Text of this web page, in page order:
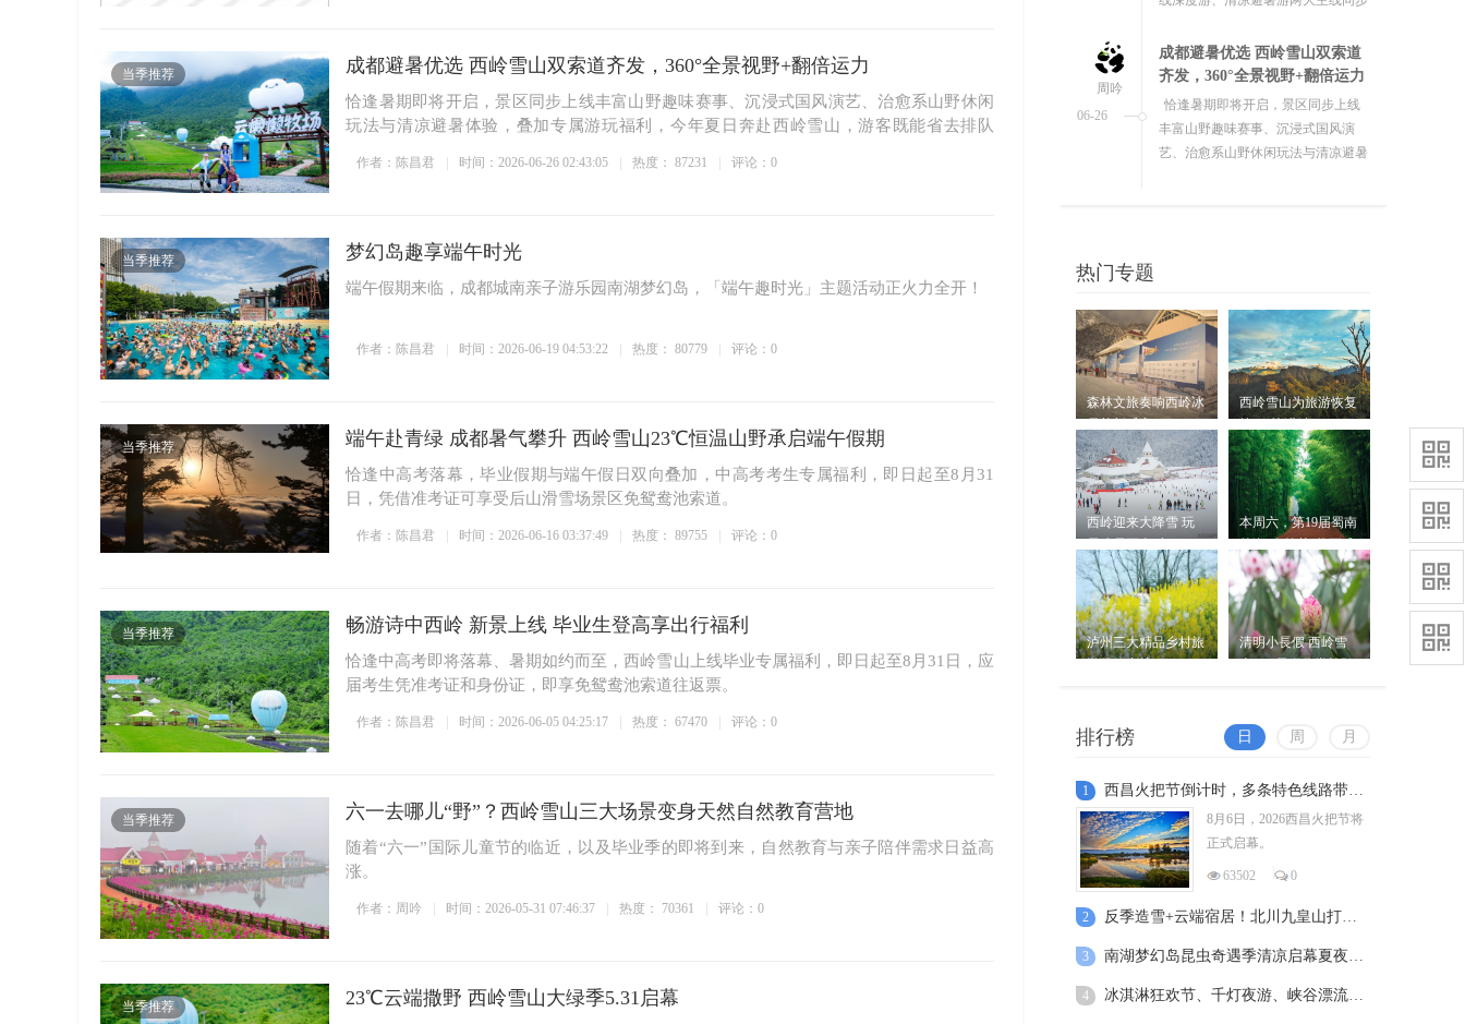
当季推荐 成都避暑优选 西岭雪山双索道齐发，360°全景视野+翻倍运力
恰逢暑期即将开启，景区同步上线丰富山野趣味赛事、沉浸式国风演艺、治愈系山野休闲
玩法与清凉避暑体验，叠加专属游玩福利，今年夏日奔赴西岭雪山，游客既能省去排队
作者：陈昌君 时间：2026-06-26 02:43:05 热度： 87231 评论：0
当季推荐 梦幻岛趣享端午时光
端午假期来临，成都城南亲子游乐园南湖梦幻岛，「端午趣时光」主题活动正火力全开！
作者：陈昌君 时间：2026-06-19 04:53:22 热度： 80779 评论：0
当季推荐 端午赴青绿 成都暑气攀升 西岭雪山23℃恒温山野承启端午假期
恰逢中高考落幕，毕业假期与端午假日双向叠加，中高考考生专属福利，即日起至8月31
日，凭借准考证可享受后山滑雪场景区免鸳鸯池索道。
作者：陈昌君 时间：2026-06-16 03:37:49 热度： 89755 评论：0
当季推荐 畅游诗中西岭 新景上线 毕业生登高享出行福利
恰逢中高考即将落幕、暑期如约而至，西岭雪山上线毕业专属福利，即日起至8月31日，应
届考生凭准考证和身份证，即享免鸳鸯池索道往返票。
作者：陈昌君 时间：2026-06-05 04:25:17 热度： 67470 评论：0
当季推荐 六一去哪儿“野”？西岭雪山三大场景变身天然自然教育营地
随着“六一”国际儿童节的临近，以及毕业季的即将到来，自然教育与亲子陪伴需求日益高
涨。
作者：周吟 时间：2026-05-31 07:46:37 热度： 70361 评论：0
当季推荐 23℃云端撒野 西岭雪山大绿季5.31启幕
丰富山野趣味赛事、沉浸式国风演
体验，叠加专属游玩福利，今年夏
日...
周吟
梦幻岛趣享端午时光
端午假期来临，成都城南亲子游乐
园南湖梦幻岛，「端午趣时光」主题
活动正火力全开！
周吟
恰逢中高考落幕，毕业假期与端午
假日双向叠加，中高考考生专属福
利，即日起至8月31日，凭借准考证
可享受后山滑雪场景区免鸳鸯池索
道。...
06-05
周吟
畅游诗中西岭 新景上线 毕业生
登高享出行福利
恰逢中高考即将落幕、暑期如约而
至，西岭雪山上线毕业专属福利，即
日起至8月31日，应届考生凭准考证
和身份证，即享免鸳鸯池索道往返
票...
05-31
刘佳玲
六一去哪儿“野”？西岭雪山三
大场景变身天然自然教育营地
随着“六一”国际儿童节的临近，以
及毕业季的即将到来，自然教育与亲
子陪伴需求日益高涨。
热门专题
森林文旅奏响西岭冰
西岭雪山为旅游恢复
西岭迎来大降雪 玩
本周六，第19届蜀南
开幕
泸州三大精品乡村旅
清明小長假 西岭雪
排行榜 日 周 月
1 西昌火把节倒计时，多条特色线路带你玩转月城
8月6日，2026西昌火把节将
正式启幕。
63502 0
2 反季造雪+云端宿居！北川九皇山打造沉浸式清凉夏日度假地
3 南湖梦幻岛昆虫奇遇季清凉启幕夏夜欢乐持续加码
4 冰淇淋狂欢节、千灯夜游、峡谷漂流 ……成都夏日避暑攻略出炉